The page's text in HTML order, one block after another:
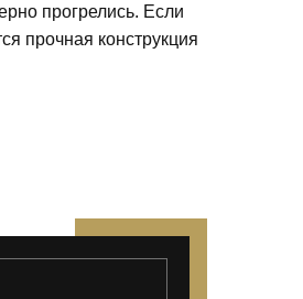
прогрелись. Если
прочная конструкция